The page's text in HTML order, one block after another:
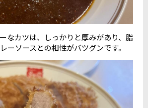
なカツは、しっかりと厚みがあり、脂
ーソースとの相性がバツグンです。